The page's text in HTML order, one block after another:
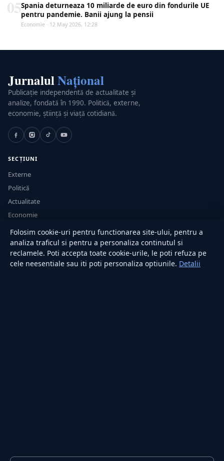
Spania deturneaza 10 miliarde de euro din fondurile UE
pentru pandemie. Banii ajung la pensii
Economie · 12 May 2026, 12:28
JurnalulNațional
Publicație independentă de actualitate și
analize, fondată în 1990. Politică, externe,
economie, știință și viață cotidiană.
SECȚIUNI
Externe
Politică
Actualitate
Economie
Sănătate
Utile
RUBRICI
Folosim cookie-uri pentru functionarea site-ului, pentru a
analiza traficul si pentru a personaliza continutul si
reclamele. Poti accepta toate cookie-urile, le poti refuza pe
cele neesentiale sau iti poti personaliza optiunile. Detalii